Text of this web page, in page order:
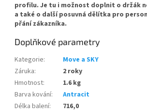
profilu. Je tu i možnost doplnit o držák
a také o další posuvná dělítka pro
přání zákazníka.
Doplňkové parametry
Kategorie:
Move a SKY
Záruka:
2 roky
Hmotnost:
1.6 kg
Barva kování:
Antracit
Délka balení:
716,0